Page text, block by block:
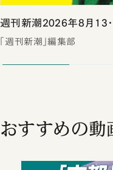
週刊新潮2026年8月13
「週刊新潮」編集部
おすすめの動